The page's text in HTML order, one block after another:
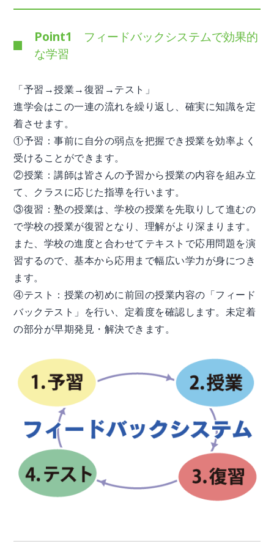
Point1 フィードバックシステムで効果的
な学習
「予習→授業→復習→テスト」
進学会はこの一連の流れを繰り返し、確実に知識を定
着させます。
①予習：事前に自分の弱点を把握でき授業を効率よく
受けることができます。
②授業：講師は皆さんの予習から授業の内容を組み立
て、クラスに応じた指導を行います。
③復習：塾の授業は、学校の授業を先取りして進むの
で学校の授業が復習となり、理解がより深まります。
また、学校の進度と合わせてテキストで応用問題を演
習するので、基本から応用まで幅広い学力が身につき
ます。
④テスト：授業の初めに前回の授業内容の「フィード
バックテスト」を行い、定着度を確認します。未定着
の部分が早期発見・解決できます。